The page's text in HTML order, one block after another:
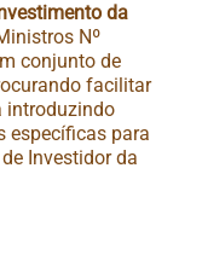
da
Nº
conjunto de
facilitar
introduzindo
específicas para
Investidor da